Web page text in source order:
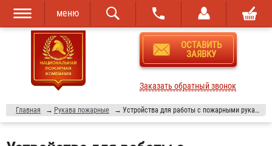
Перейти к
основному
содержанию
Skip to
navigation
меню
ОСТАВИТЬ
ЗАЯВКУ
Заказать обратный звонок
Главная → Рукава пожарные → Устройства для работы с пожарными рукавами